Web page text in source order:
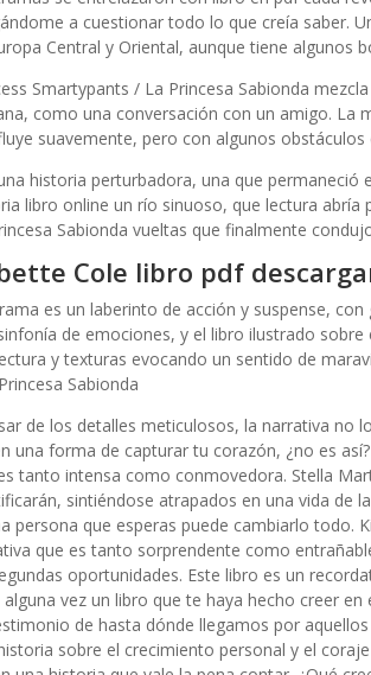
a cuestionar todo lo que creía saber.
Central y Oriental, aunque tiene algunos
Smartypants / La Princesa Sabionda
como una conversación con un amigo.
suavemente, pero con algunos obstáculos
historia perturbadora, una que
libro online​ un río sinuoso, que lectura
Sabionda vueltas que finalmente
Cole libro pdf
es un laberinto de acción y suspense,
de emociones, y el libro ilustrado
y texturas evocando un sentido de
Sabionda
de los detalles meticulosos, la narrativa no
una forma de capturar tu corazón, ¿no es
tanto intensa como conmovedora. Stella
sintiéndose atrapados en una vida de
persona que esperas puede cambiarlo todo.
que es tanto sorprendente como
oportunidades. Este libro es un
vez un libro que te haya hecho creer
de hasta dónde llegamos por
sobre el crecimiento personal y el